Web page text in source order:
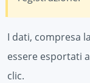
I dati, compresa
essere esportati
clic.